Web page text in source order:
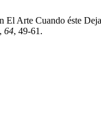
Arte Cuando éste
, 64, 49-61.